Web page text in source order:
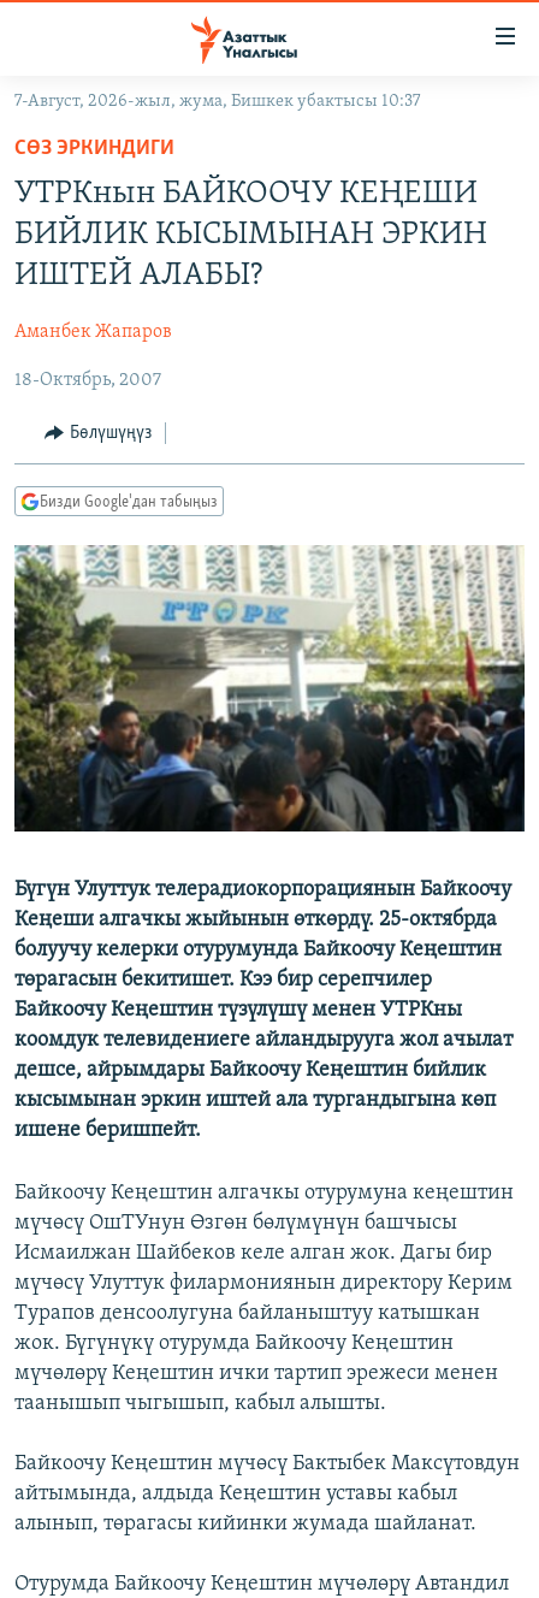
Навигацияга
өтүңүз
Издөөгө
салыңызКЫРГЫЗСТАН
САЯСАТ
ДҮЙНӨ
ДҮЙНӨ
УКРАИНА
ТВ ПРОГРАММАЛАР
БҮГҮН АЗАТТЫКТА
ЭКСПЕРТТЕР ТАЛДАЙТ
ДАНИСТЕ
ЭЖЕ-СИҢДИЛЕР
АЗАТТЫК+
ЫҢГАЙСЫЗ СУРООЛОР
ПОДКАСТ
ӨЗГӨЧӨ ПИКИР
Русский
ОНЛАЙН ШЕРИНЕ
ЭЕ/АРнун бардык сайттары
7-Август, 2026-жыл, жума, Бишкек убактысы 10:37
СӨЗ ЭРКИНДИГИ
УТРКнын БАЙКООЧУ КЕҢЕШИ
БИЙЛИК КЫСЫМЫНАН ЭРКИН
ИШТЕЙ АЛАБЫ?
Аманбек Жапаров
18-Октябрь, 2007
Бөлүшүңүз
Бизди Google'дан табыңыз
Бүгүн Улуттук телерадиокорпорациянын Байкоочу
Кеңеши алгачкы жыйынын өткөрдү. 25-октябрда
болуучу келерки отурумунда Байкоочу Кеңештин
төрагасын бекитишет. Кээ бир серепчилер
Байкоочу Кеңештин түзүлүшү менен УТРКны
коомдук телевидениеге айландырууга жол ачылат
дешсе, айрымдары Байкоочу Кеңештин бийлик
кысымынан эркин иштей ала тургандыгына көп
ишене беришпейт.
Байкоочу Кеңештин алгачкы отурумуна кеңештин
мүчөсү ОшТУнун Өзгөн бөлүмүнүн башчысы
Исмаилжан Шайбеков келе алган жок. Дагы бир
мүчөсү Улуттук филармониянын директору Керим
Турапов денсоолугуна байланыштуу катышкан
жок. Бүгүнүкү отурумда Байкоочу Кеңештин
мүчөлөрү Кеңештин ички тартип эрежеси менен
таанышып чыгышып, кабыл алышты.
Байкоочу Кеңештин мүчөсү Бактыбек Максүтовдун
айтымында, алдыда Кеңештин уставы кабыл
алынып, төрагасы кийинки жумада шайланат.
Отурумда Байкоочу Кеңештин мүчөлөрү Автандил